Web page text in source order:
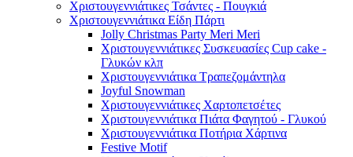
Χριστουγεννιάτικες Τσάντες - Πουγκιά
Χριστουγεννιάτικα Είδη Πάρτι
Jolly Christmas Party Meri Meri
Χριστουγεννιάτικες Συσκευασίες Cup cake -
Γλυκών κλπ
Χριστουγεννιάτικα Τραπεζομάντηλα
Joyful Snowman
Χριστουγεννιάτικες Χαρτοπετσέτες
Χριστουγεννιάτικα Πιάτα Φαγητού - Γλυκού
Χριστουγεννιάτικα Ποτήρια Χάρτινα
Festive Motif